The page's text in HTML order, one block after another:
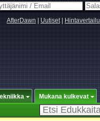
AfterDawn Uutiset| Hintavertailu
Mukana kulkevat